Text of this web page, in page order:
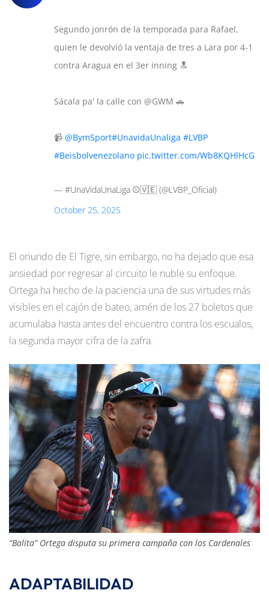
Segundo jonrón de la temporada para Rafael,
quien le devolvió la ventaja de tres a Lara por 4-1
contra Aragua en el 3er inning 🔝
Sácala pa' la calle con @GWM 🚗
📹 @BymSport#UnavidaUnaliga #LVBP
#Beisbolvenezolano pic.twitter.com/Wb8KQHlHcG
— #UnaVidaUnaLiga ⚾️🇻🇪 (@LVBP_Oficial)
October 25, 2025
El oriundo de El Tigre, sin embargo, no ha dejado que esa
ansiedad por regresar al circuito le nuble su enfoque.
Ortega ha hecho de la paciencia una de sus virtudes más
visibles en el cajón de bateo, amén de los 27 boletos que
acumulaba hasta antes del encuentro contra los escualos,
la segunda mayor cifra de la zafra.
“Balita” Ortega disputa su primera campaña con los Cardenales
ADAPTABILIDAD